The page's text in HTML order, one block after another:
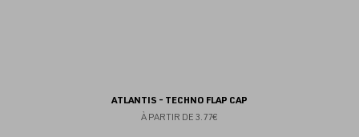
ATLANTIS - TECHNO FLAP CAP
À PARTIR DE 3.77€